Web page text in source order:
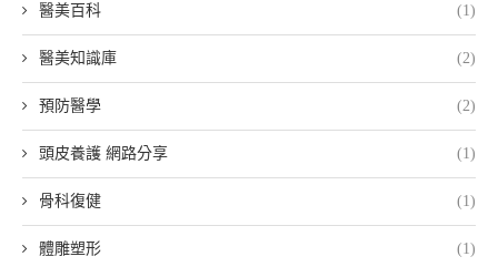
醫美百科 (1)
醫美知識庫 (2)
預防醫學 (2)
頭皮養護 網路分享 (1)
骨科復健 (1)
體雕塑形 (1)